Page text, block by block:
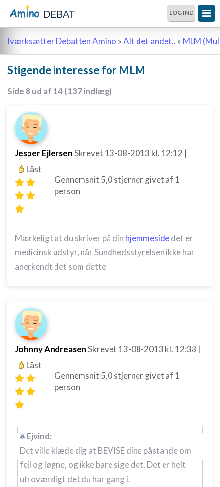
DEBAT LOG IND
Iværksætter Debatten Amino »Alt det andet.. » MLM
Stigende interesse for MLM
Side 8 ud af 14 (137 indlæg)
Jesper EjlersenSkrevet 13-08-2013 kl. 12:12 |
Låst
Gennemsnit 5,0stjerner givet af 1
person
Mærkeligt at du skriver på din hjemmesidedet er
medicinsk udstyr, når Sundhedsstyrelsen ikke har
anerkendt det som dette
Johnny AndreasenSkrevet 13-08-2013 kl. 12:38 |
Låst
Gennemsnit 5,0stjerner givet af 1
person
Ejvind:
Det ville klæde dig at BEVISE dine påstande om
fejl og løgne, og ikke bare sige det. Det er helt
utroværdigt det du har gang i.